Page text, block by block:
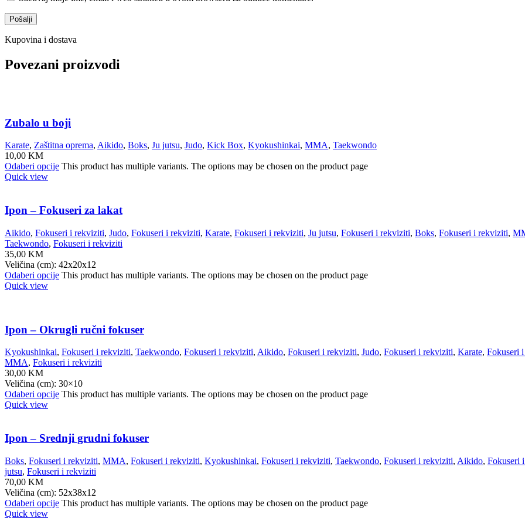
Kupovina i dostava
Povezani proizvodi
Zubalo u boji
Karate, Zaštitna oprema, Aikido, Boks, Ju jutsu, Judo, Kick Box, Kyokushinkai, MMA, Taekwondo
10,00 KM
Odaberi opcije This product has multiple variants. The options may be chosen on the product page
Quick view
Ipon – Fokuseri za lakat
Aikido, Fokuseri i rekviziti, Judo, Fokuseri i rekviziti, Karate, Fokuseri i rekviziti, Ju jutsu, Fokuseri i rekviziti, Boks, Fokuseri i rekviziti,
Taekwondo, Fokuseri i rekviziti
35,00 KM
Veličina (cm): 42x20x12
Odaberi opcije This product has multiple variants. The options may be chosen on the product page
Quick view
Ipon – Okrugli ručni fokuser
Kyokushinkai, Fokuseri i rekviziti, Taekwondo, Fokuseri i rekviziti, Aikido, Fokuseri i rekviziti, Judo, Fokuseri i rekviziti, Karate, Fokuseri
MMA, Fokuseri i rekviziti
30,00 KM
Veličina (cm): 30×10
Odaberi opcije This product has multiple variants. The options may be chosen on the product page
Quick view
Ipon – Srednji grudni fokuser
Boks, Fokuseri i rekviziti, MMA, Fokuseri i rekviziti, Kyokushinkai, Fokuseri i rekviziti, Taekwondo, Fokuseri i rekviziti, Aikido, Fokuseri
jutsu, Fokuseri i rekviziti
70,00 KM
Veličina (cm): 52x38x12
Odaberi opcije This product has multiple variants. The options may be chosen on the product page
Quick view